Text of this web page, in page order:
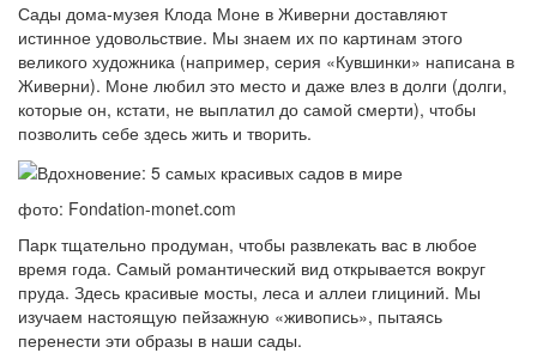
Сады дома-музея Клода Моне в Живерни доставляют
истинное удовольствие. Мы знаем их по картинам этого
великого художника (например, серия «Кувшинки» написана в
Живерни). Моне любил это место и даже влез в долги (долги,
которые он, кстати, не выплатил до самой смерти), чтобы
позволить себе здесь жить и творить.
фото: Fondation-monet.com
Парк тщательно продуман, чтобы развлекать вас в любое
время года. Самый романтический вид открывается вокруг
пруда. Здесь красивые мосты, леса и аллеи глициний. Мы
изучаем настоящую пейзажную «живопись», пытаясь
перенести эти образы в наши сады.